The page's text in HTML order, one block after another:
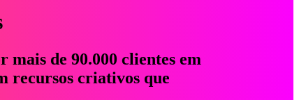
mais de 90.000 clientes em
recursos criativos que